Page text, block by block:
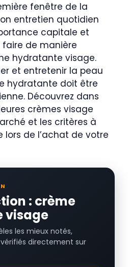
fenêtre de la
entretien quotidien
capitale et
de manière
hydratante visage.
et entretenir la peau
hydratante doit être
Découvrez dans
crèmes visage
et les critères à
lors de l’achat de votre
: crème
visage
les mieux notés,
directement sur